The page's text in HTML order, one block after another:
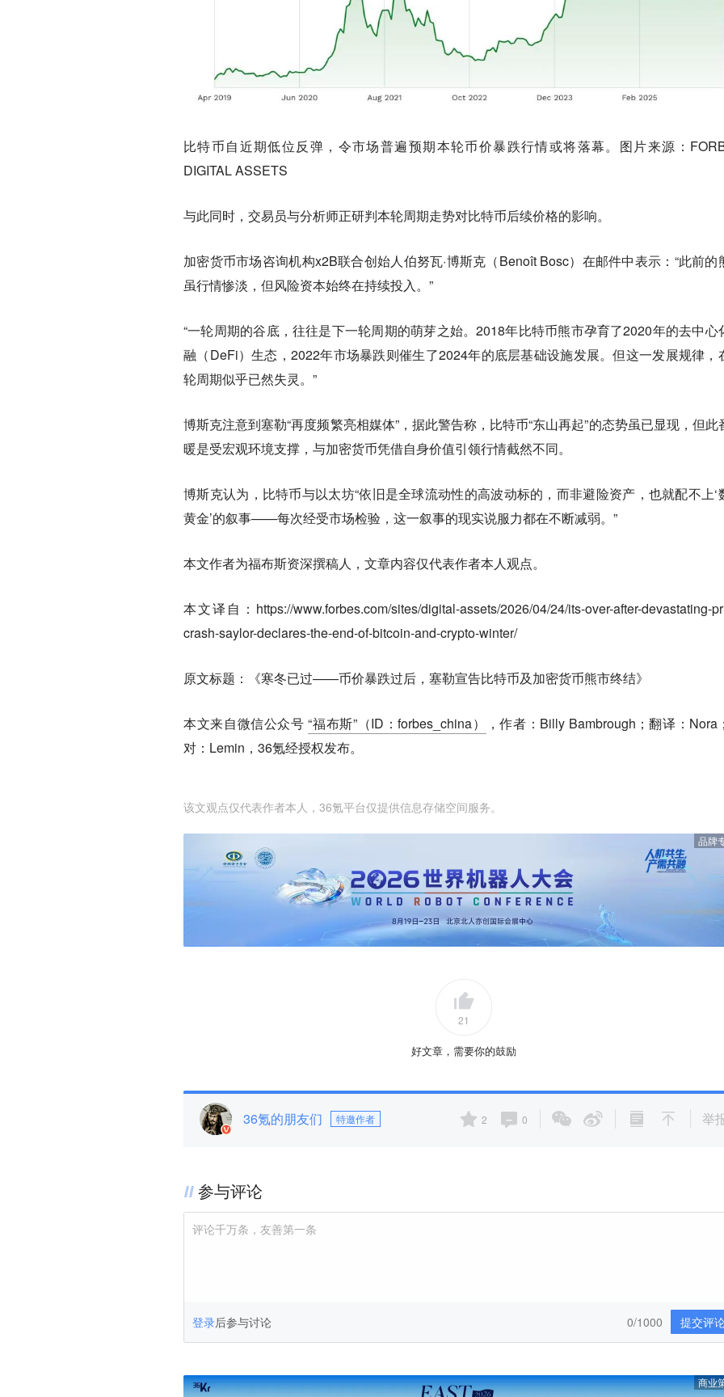
比特币自近期低位反弹，令市场普遍预期本轮币价暴跌行情或将落幕。图片来源：
DIGITAL ASSETS
与此同时，交易员与分析师正研判本轮周期走势对比特币后续价格的影响。
加密货币市场咨询机构x2B联合创始人伯努瓦·博斯克（Benoît Bosc）在邮件中表示：“此前的
虽行情惨淡，但风险资本始终在持续投入。”
“一轮周期的谷底，往往是下一轮周期的萌芽之始。2018年比特币熊市孕育了2020年的去中心
融（DeFi）生态，2022年市场暴跌则催生了2024年的底层基础设施发展。但这一发展规律，
轮周期似乎已然失灵。”
博斯克注意到塞勒“再度频繁亮相媒体”，据此警告称，比特币“东山再起”的态势虽已显现，但此
暖是受宏观环境支撑，与加密货币凭借自身价值引领行情截然不同。
博斯克认为，比特币与以太坊“依旧是全球流动性的高波动标的，而非避险资产，也就配不上‘
黄金’的叙事——每次经受市场检验，这一叙事的现实说服力都在不断减弱。”
本文作者为福布斯资深撰稿人，文章内容仅代表作者本人观点。
本文译自：https://www.forbes.com/sites/digital-assets/2026/04/24/its-over-after-devastating-
crash-saylor-declares-the-end-of-bitcoin-and-crypto-winter/
原文标题：《寒冬已过——币价暴跌过后，塞勒宣告比特币及加密货币熊市终结》
本文来自微信公众号“福布斯”（ID：forbes_china）
，作者：Billy Bambrough；翻译：Nora
对：Lemin，36氪经授权发布。
该文观点仅代表作者本人，36氪平台仅提供信息存储空间服务。
品牌
21
好文章，需要你的鼓励
36氪的朋友们 特邀作者 2 0 举
参与评论
评论千万条，友善第一条
登录后参与讨论 提交评
0/1000
商业